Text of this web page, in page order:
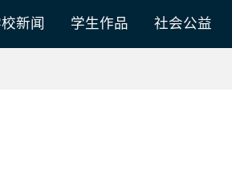
新闻 学生作品 社会公益